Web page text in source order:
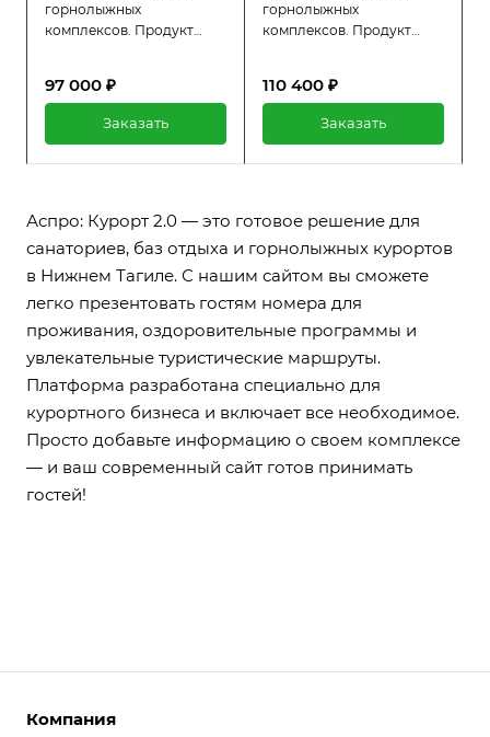
горнолыжных
комплексов. Продукт
Предлагайте
97 000 ₽
Заказать
горнолыжных
комплексов. Продукт
Предлагайте
110 400 ₽
Заказать
Аспро: Курорт 2.0 — это готовое решение для
санаториев, баз отдыха и горнолыжных курортов
в Нижнем Тагиле. С нашим сайтом вы сможете
легко презентовать гостям номера для
проживания, оздоровительные программы и
увлекательные туристические маршруты.
Платформа разработана специально для
курортного бизнеса и включает все необходимое.
Просто добавьте информацию о своем комплексе
— и ваш современный сайт готов принимать
гостей!
Компания